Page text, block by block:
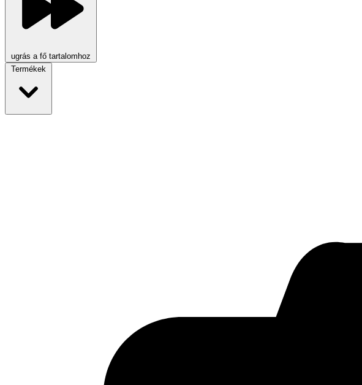
ugrás a fő tartalomhoz
Termékek